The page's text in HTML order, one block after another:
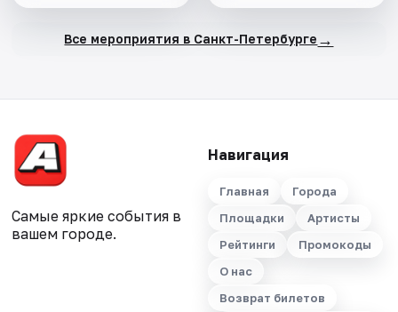
Все мероприятия в Санкт-Петербурге →
Самые яркие события в
вашем городе.
Навигация
Главная
Города
Площадки
Артисты
Рейтинги
Промокоды
О нас
Возврат билетов